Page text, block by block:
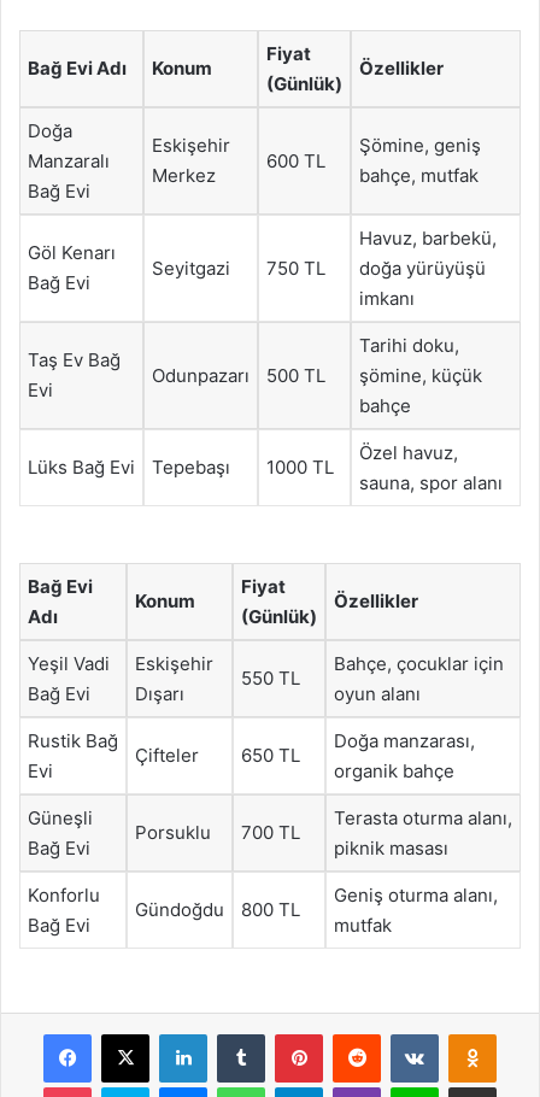
Bağ Evi Adı Konum
Fiyat
(Günlük)
Özellikler
Doğa
Manzaralı
Bağ Evi
Eskişehir
Merkez
600 TL
Şömine, geniş
bahçe, mutfak
Göl Kenarı
Bağ Evi
Seyitgazi 750 TL
Havuz, barbekü,
doğa yürüyüşü
imkanı
Taş Ev Bağ
Evi
Odunpazarı 500 TL
Tarihi doku,
şömine, küçük
bahçe
Lüks Bağ Evi Tepebaşı 1000 TL
Özel havuz,
sauna, spor alanı
Bağ Evi
Adı
Konum
Fiyat
(Günlük)
Özellikler
Yeşil Vadi
Bağ Evi
Eskişehir
Dışarı
550 TL
Bahçe, çocuklar için
oyun alanı
Rustik Bağ
Evi
Çifteler 650 TL
Doğa manzarası,
organik bahçe
Güneşli
Bağ Evi
Porsuklu 700 TL
Terasta oturma alanı,
piknik masası
Konforlu
Bağ Evi
Gündoğdu 800 TL
Geniş oturma alanı,
mutfak
Facebook
X LinkedInTumblr PinterestReddit VKontakte
Pocket Skype MessengerWhatsAppTelegramViber Line E-Posta ile